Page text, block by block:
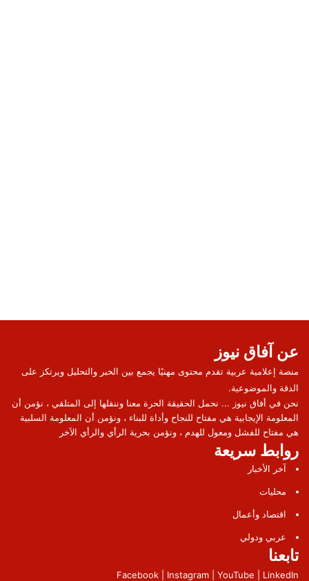
عن آفاق نيوز
منصة إعلامية عربية تقدم محتوى مهنيًا يجمع بين الخبر والتحليل ويرتكز على
الدقة والموضوعية.
نحن في أفاق نيوز ... نحمل الحقيقة الحرة معنا وننقلها إلى المتلقي ، نؤمن أن
المعلومة الإيجابية هي مفتاح للنجاح وأداة للبناء ، ونؤمن أن المعلومة السلبية
هي مفتاح للفشل ومعول للهدم ، ونؤمن بحرية الرأي والرأي الآخر
روابط سريعة
آخر الأخبار
محليات
اقتصاد وأعمال
عربي ودولي
تابعنا
Facebook | Instagram | YouTube | LinkedIn